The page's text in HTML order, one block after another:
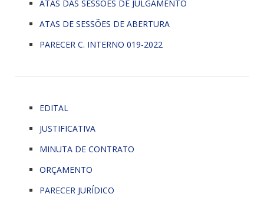
ATAS DAS SESSÕES DE JULGAMENTO
ATAS DE SESSÕES DE ABERTURA
PARECER C. INTERNO 019-2022
EDITAL
JUSTIFICATIVA
MINUTA DE CONTRATO
ORÇAMENTO
PARECER JURÍDICO